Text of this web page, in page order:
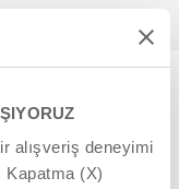
alışveriş deneyimi
Kapatma (X)